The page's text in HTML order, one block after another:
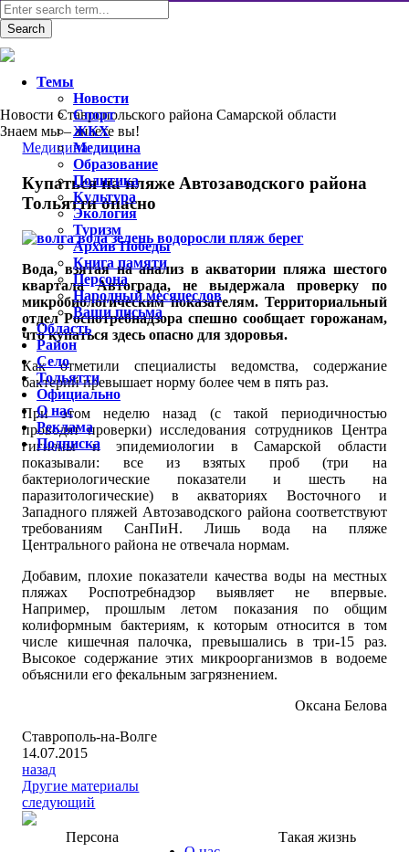
Новости Ставропольского района Самарской области
Знаем мы – знаете вы!
Медицина
Купаться на пляже Автозаводского района
Тольятти опасно
Вода, взятая на анализ в акватории пляжа шестого
квартала Автограда, не выдержала проверку по
микробиологическим показателям. Территориальный
отдел Роспотребнадзора спешно сообщает горожанам,
что купаться здесь опасно для здоровья.
Как отметили специалисты ведомства, содержание
бактерий превышает норму более чем в пять раз.
При этом неделю назад (с такой периодичностью
проводят проверки) исследования сотрудников Центра
гигиены и эпидемиологии в Самарской области
показывали: все из взятых проб (три на
бактериологические показатели и шесть на
паразитологические) в акваториях Восточного и
Западного пляжей Автозаводского района соответствуют
требованиям СанПиН. Лишь вода на пляже
Центрального района не отвечала нормам.
Добавим, плохие показатели качества воды на местных
пляжах Роспотребнадзор выявляет не впервые.
Например, прошлым летом показания по общим
колиформным бактериям, к которым относится в том
числе кишечная палочка, превышались в три-15 раз.
Высокое содержание этих микроорганизмов в водоеме
объяснили его фекальным загрязнением.
Оксана Белова
Ставрополь-на-Волге
14.07.2015
назад
Другие материалы
следующий
Персона
Такая жизнь
Темы
Новости
Спорт
ЖКХ
Медицина
Образование
Политика
Культура
Экология
Туризм
Архив Победы
Книга памяти
Персона
Народный месяцеслов
Ваши письма
Область
Район
Село
Тольятти
Официально
О нас
Реклама
Подписка